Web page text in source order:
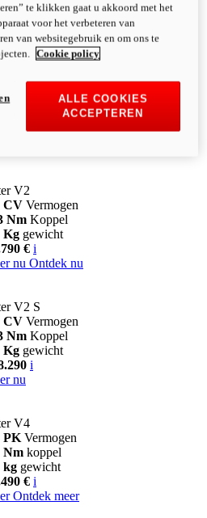
V2
CV Vermogen
Nm Koppel
Kg gewicht
€ i
nu Ontdek nu
V2 S
CV Vermogen
Nm Koppel
Kg gewicht
i
nu
V4
PK Vermogen
Nm koppel
kg gewicht
€ i
Ontdek meer
te klikken gaat u akkoord met het
voor het verbeteren van
van websitegebruik en om ons te
Cookie policy
ALLE COOKIES
ACCEPTEREN